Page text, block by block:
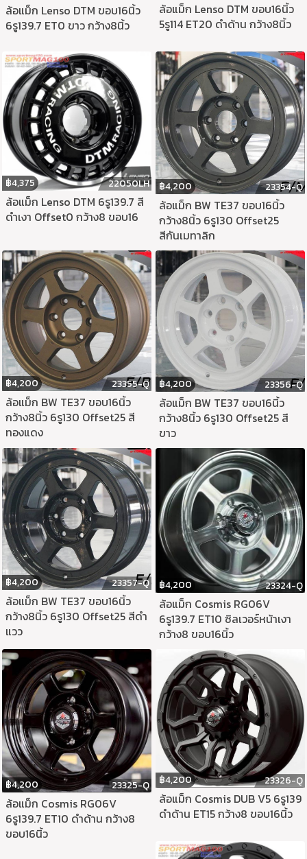
ล้อแม็ก Lenso DTM ขอบ16นิ้ว
6รู139.7 ET0 ขาว กว้าง8นิ้ว
ล้อแม็ก Lenso DTM ขอบ16นิ้ว
5รู114 ET20 ดำด้าน กว้าง8นิ้ว
฿4,375 22050LH
ล้อแม็ก Lenso DTM 6รู139.7 สี
ดำเงา Offset0 กว้าง8 ขอบ16
฿4,200 23354-Q
ล้อแม็ก BW TE37 ขอบ16นิ้ว
กว้าง8นิ้ว 6รู130 Offset25
สีกันเมทาลิก
฿4,200 23355-Q
ล้อแม็ก BW TE37 ขอบ16นิ้ว
กว้าง8นิ้ว 6รู130 Offset25 สี
ทองแดง
฿4,200 23356-Q
ล้อแม็ก BW TE37 ขอบ16นิ้ว
กว้าง8นิ้ว 6รู130 Offset25 สี
ขาว
฿4,200 23357-Q
ล้อแม็ก BW TE37 ขอบ16นิ้ว
กว้าง8นิ้ว 6รู130 Offset25 สีดำ
แวว
฿4,200 23324-Q
ล้อแม็ก Cosmis RG06V
6รู139.7 ET10 ซิลเวอร์หน้าเงา
กว้าง8 ขอบ16นิ้ว
฿4,200 23325-Q
ล้อแม็ก Cosmis RG06V
6รู139.7 ET10 ดำด้าน กว้าง8
ขอบ16นิ้ว
฿4,200 23326-Q
ล้อแม็ก Cosmis DUB V5 6รู139
ดำด้าน ET15 กว้าง8 ขอบ16นิ้ว